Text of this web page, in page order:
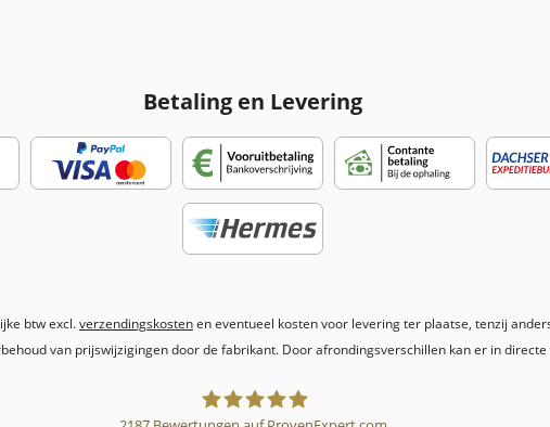
Betaling en Levering
btw excl.verzendingskostenen eventueel kosten voor levering ter plaatse, tenzij
van prijswijzigingen door de fabrikant. Door afrondingsverschillen kan er in